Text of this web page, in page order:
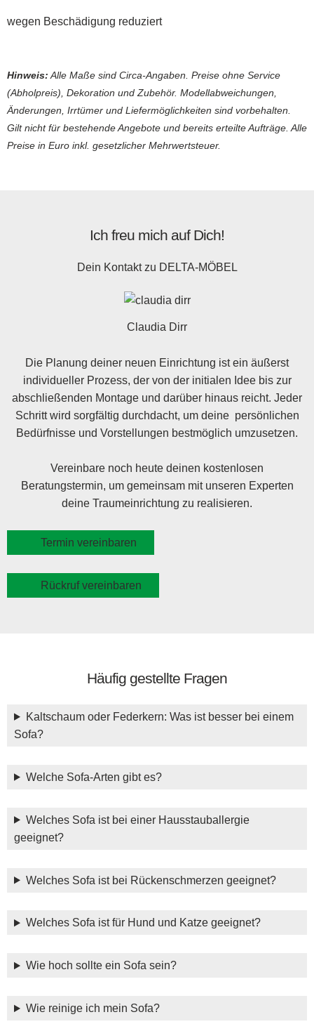
wegen Beschädigung reduziert
Hinweis: Alle Maße sind Circa-Angaben. Preise ohne Service
(Abholpreis), Dekoration und Zubehör. Modellabweichungen,
Änderungen, Irrtümer und Liefermöglichkeiten sind vorbehalten.
Gilt nicht für bestehende Angebote und bereits erteilte Aufträge. Alle
Preise in Euro inkl. gesetzlicher Mehrwertsteuer.
Ich freu mich auf Dich!
Dein Kontakt zu DELTA-MÖBEL
Claudia Dirr
Die Planung deiner neuen Einrichtung ist ein äußerst
individueller Prozess, der von der initialen Idee bis zur
abschließenden Montage und darüber hinaus reicht. Jeder
Schritt wird sorgfältig durchdacht, um deine persönlichen
Bedürfnisse und Vorstellungen bestmöglich umzusetzen.
Vereinbare noch heute deinen kostenlosen
Beratungstermin, um gemeinsam mit unseren Experten
deine Traumeinrichtung zu realisieren.
Termin vereinbaren
Rückruf vereinbaren
Häufig gestellte Fragen
Kaltschaum oder Federkern: Was ist besser bei einem
Sofa?
Welche Sofa-Arten gibt es?
Welches Sofa ist bei einer Hausstauballergie
geeignet?
Welches Sofa ist bei Rückenschmerzen geeignet?
Welches Sofa ist für Hund und Katze geeignet?
Wie hoch sollte ein Sofa sein?
Wie reinige ich mein Sofa?